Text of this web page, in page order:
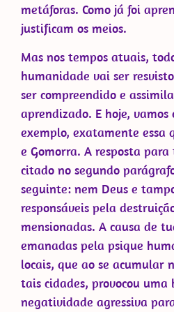
metáforas. Como já foi
justificam os meios.
Mas nos tempos atuais,
humanidade vai ser
ser compreendido e
aprendizado. E hoje, vamos
exemplo, exatamente essa
e Gomorra. A resposta
citado no segundo
seguinte: nem Deus e
responsáveis pela
mensionadas. A causa de
emanadas pela psique
locais, que ao se acumular
tais cidades, provocou uma
negatividade agressiva